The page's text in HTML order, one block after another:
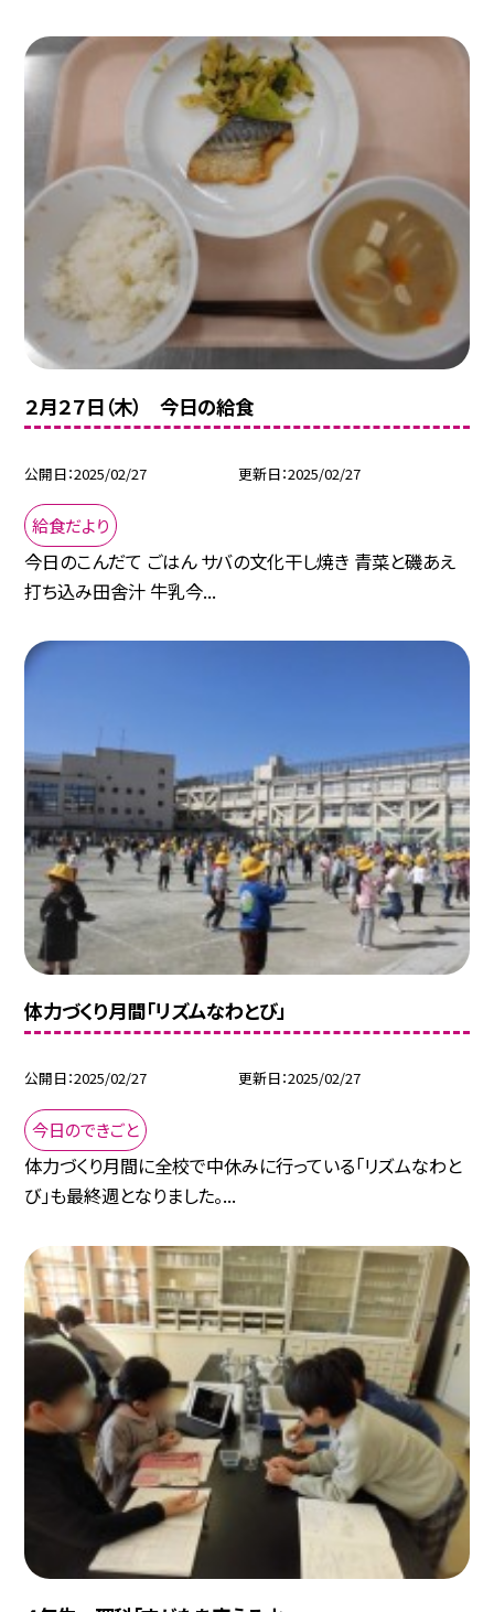
２月２７日（木） 今日の給食
公開日 2025/02/27 更新日 2025/02/27
給食だより
今日のこんだて ごはん サバの文化干し焼き 青菜と磯あえ
打ち込み田舎汁 牛乳今...
体力づくり月間「リズムなわとび」
公開日 2025/02/27 更新日 2025/02/27
今日のできごと
体力づくり月間に全校で中休みに行っている「リズムなわと
び」も最終週となりました。...